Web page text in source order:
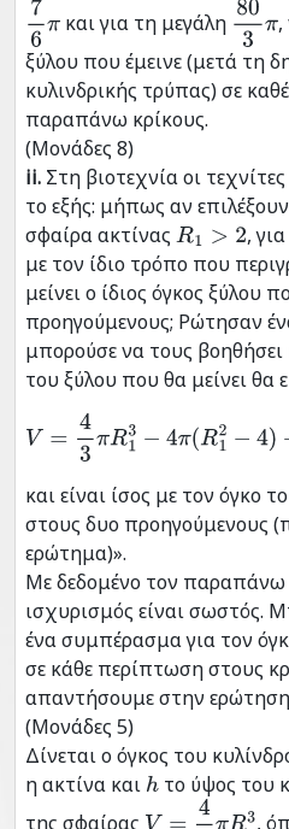
76π και για τη μεγάλη 803π,
ξύλου που έμεινε (μετά τη
κυλινδρικής τρύπας) σε
παραπάνω κρίκους.
(Μονάδες 8)
ii. Στη βιοτεχνία οι
το εξής: μήπως αν
σφαίρα ακτίνας R1> 2
,
με τον ίδιο τρόπο που
μείνει ο ίδιος όγκος ξύλου
προηγούμενους; Ρώτησαν
μπορούσε να τους βοηθήσει
του ξύλου που θα μείνει θα
V =43π 3−4 π(R −4
και είναι ίσος με τον όγκο
στους δυο προηγούμενους
ερώτημα)».
Με δεδομένο τον παραπάνω
ισχυρισμός είναι σωστός.
ένα συμπέρασμα για τον
σε κάθε περίπτωση στους
απαντήσουμε στην
(Μονάδες 5)
Δίνεται ο όγκος του
η ακτίνα και h το ύψος του
της σφαίρας
,